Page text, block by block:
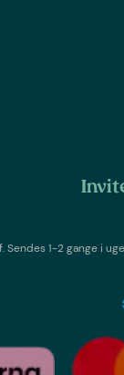
. Sendes 1-2 gange i